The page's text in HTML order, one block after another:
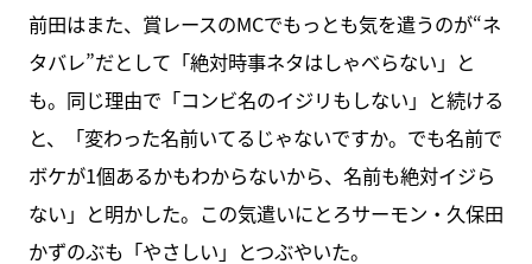
前田はまた、賞レースのMCでもっとも気を遣うのが“ネ
タバレ”だとして「絶対時事ネタはしゃべらない」と
も。同じ理由で「コンビ名のイジリもしない」と続ける
と、「変わった名前いてるじゃないですか。でも名前で
ボケが1個あるかもわからないから、名前も絶対イジら
ない」と明かした。この気遣いにとろサーモン・久保田
かずのぶも「やさしい」とつぶやいた。